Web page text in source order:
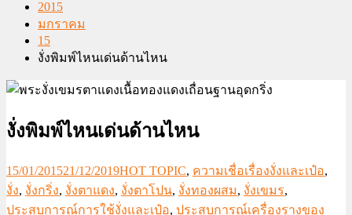
2015
มกราคม
15
งั่งพิมพ์ไหนเด่นด้านไหน
งั่งพิมพ์ไหนเด่นด้านไหน
15/01/201521/12/2019HOT TOPIC, ความเชื่อเรื่องงั่งและเป๋อ,
งั่ง, งั่งกริ่ง, งั่งตาแดง, งั่งตาโปน, งั่งทองผสม, งั่งเขมร,
ประสบการณ์การใช้งั่งและเป๋อ, ประสบการณ์เครื่องรางของ